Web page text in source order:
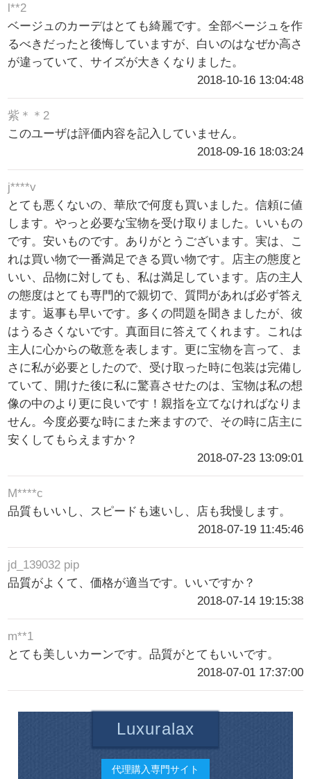
l**2
ベージュのカーデはとても綺麗です。全部ベージュを作
るべきだったと後悔していますが、白いのはなぜか高さ
が違っていて、サイズが大きくなりました。
2018-10-16 13:04:48
紫＊＊2
このユーザは評価内容を記入していません。
2018-09-16 18:03:24
j****v
とても悪くないの、華欣で何度も買いました。信頼に値
します。やっと必要な宝物を受け取りました。いいもの
です。安いものです。ありがとうございます。実は、こ
れは買い物で一番満足できる買い物です。店主の態度と
いい、品物に対しても、私は満足しています。店の主人
の態度はとても専門的で親切で、質問があれば必ず答え
ます。返事も早いです。多くの問題を聞きましたが、彼
はうるさくないです。真面目に答えてくれます。これは
主人に心からの敬意を表します。更に宝物を言って、ま
さに私が必要としたので、受け取った時に包装は完備し
ていて、開けた後に私に驚喜させたのは、宝物は私の想
像の中のより更に良いです！親指を立てなければなりま
せん。今度必要な時にまた来ますので、その時に店主に
安くしてもらえますか？
2018-07-23 13:09:01
M****c
品質もいいし、スピードも速いし、店も我慢します。
2018-07-19 11:45:46
jd_139032 pip
品質がよくて、価格が適当です。いいですか？
2018-07-14 19:15:38
m**1
とても美しいカーンです。品質がとてもいいです。
2018-07-01 17:37:00
Luxuralax
代理購入専門サイト